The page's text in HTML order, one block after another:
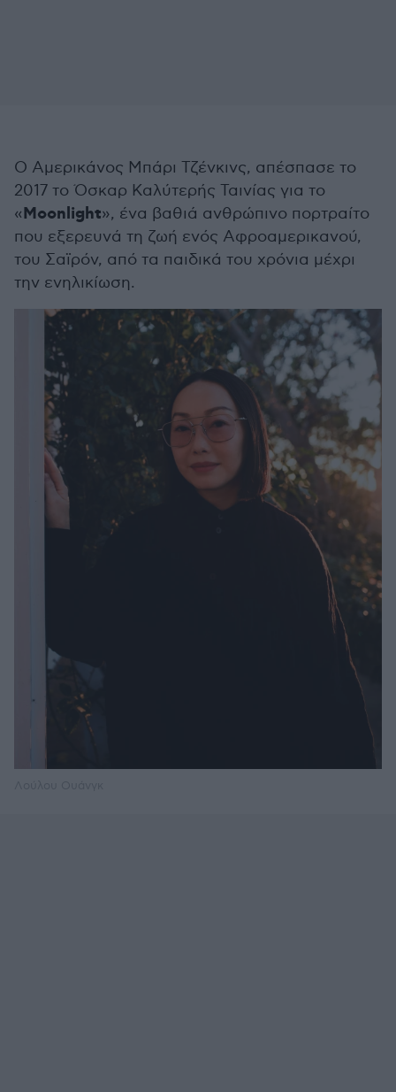
Ο Αμερικάνος Μπάρι Τζένκινς, απέσπασε το
2017 το Όσκαρ Καλύτερής Ταινίας για το
«Moonlight», ένα βαθιά ανθρώπινο πορτραίτο
που εξερευνά τη ζωή ενός Αφροαμερικανού,
του Σαϊρόν, από τα παιδικά του χρόνια μέχρι
την ενηλικίωση.